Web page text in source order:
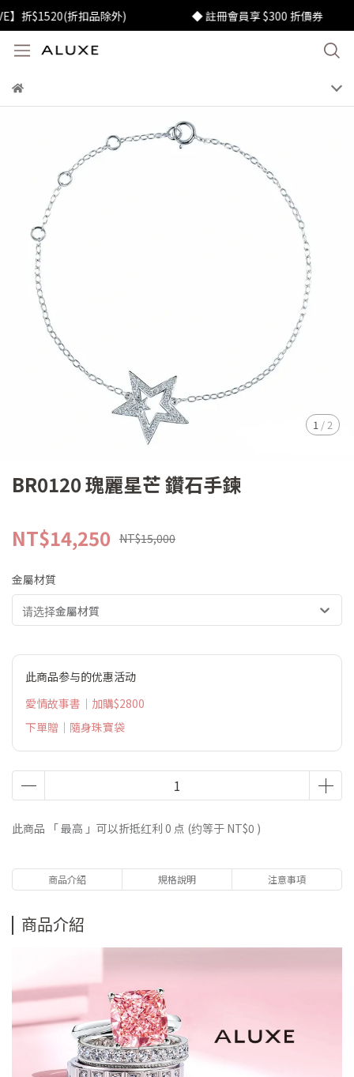
折扣品除外) ◆ 註冊會員享 $300 折價券
1 /2
BR0120 瑰麗星芒 鑽石手鍊
NT$14,250 NT$15,000
金屬材質
请选择金屬材質
此商品参与的优惠活动
愛情故事書｜加購$2800
下單贈｜隨身珠寶袋
此商品 「 最高 」可以折抵红利 0 点 (约等于 NT$0 )
商品介紹 規格說明 注意事項
商品介紹